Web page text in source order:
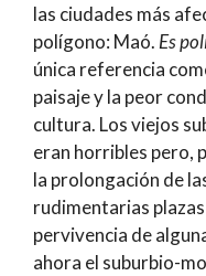
las ciudades más
polígono: Maó. Es
única referencia
paisaje y la peor
cultura. Los viejos
eran horribles pero,
la prolongación de
rudimentarias
pervivencia de
ahora el suburbio-